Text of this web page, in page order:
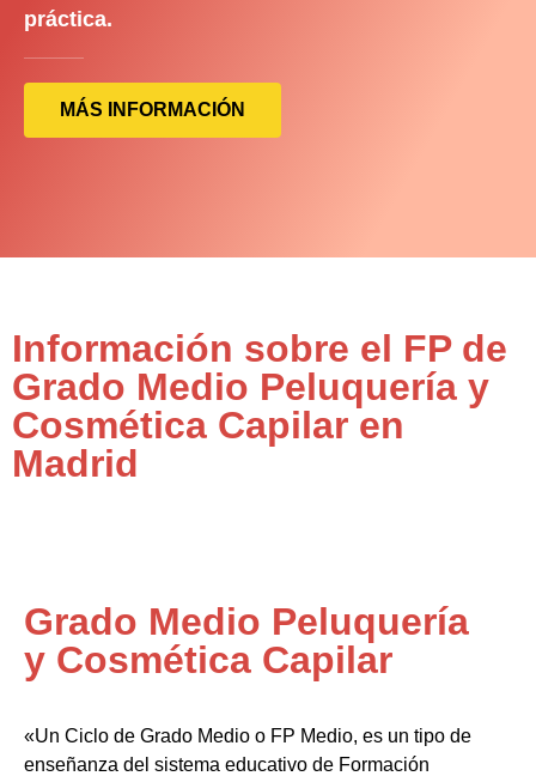
práctica.
MÁS INFORMACIÓN
Información sobre el FP de
Grado Medio Peluquería y
Cosmética Capilar en
Madrid
Grado Medio Peluquería
y Cosmética Capilar
«Un Ciclo de Grado Medio o FP Medio, es un tipo de
enseñanza del sistema educativo de Formación